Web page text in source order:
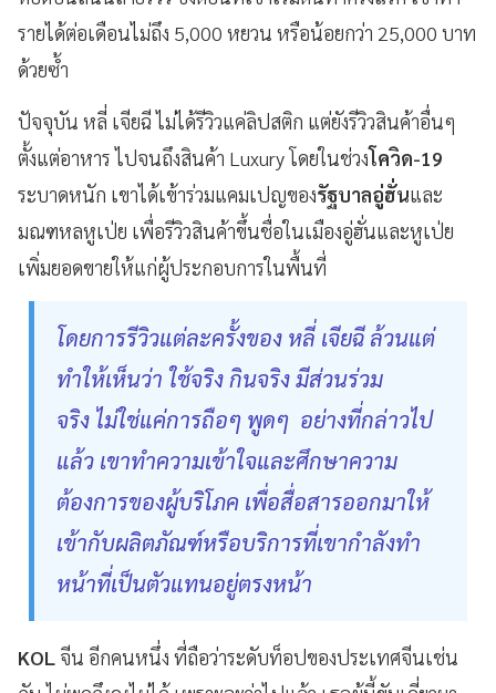
รายได้ต่อเดือนไม่ถึง 5,000 หยวน หรือน้อยกว่า 25,000 บาท
ด้วยซ้ำ
ปัจจุบัน หลี่ เจียฉี ไม่ได้รีวิวแค่ลิปสติก แต่ยังรีวิวสินค้าอื่นๆ
ตั้งแต่อาหาร ไปจนถึงสินค้า Luxury โดยในช่วงโควิด-19
ระบาดหนัก เขาได้เข้าร่วมแคมเปญของรัฐบาลอู่ฮั่นและ
มณฑหลหูเป่ย เพื่อรีวิวสินค้าขึ้นชื่อในเมืองอู่ฮั่นและหูเป่ย
เพิ่มยอดขายให้แก่ผู้ประกอบการในพื้นที่
โดยการรีวิวแต่ละครั้งของ หลี่ เจียฉีล้วนแต่
ทำให้เห็นว่า ใช้จริง กินจริง มีส่วนร่วม
จริง ไม่ใช่แค่การถือๆ พูดๆ อย่างที่กล่าวไป
แล้ว เขาทำความเข้าใจและศึกษาความ
ต้องการของผู้บริโภค เพื่อสื่อสารออกมาให้
เข้ากับผลิตภัณฑ์หรือบริการที่เขากำลังทำ
หน้าที่เป็นตัวแทนอยู่ตรงหน้า
KOL จีน อีกคนหนึ่ง ที่ถือว่าระดับท็อปของประเทศจีนเช่น